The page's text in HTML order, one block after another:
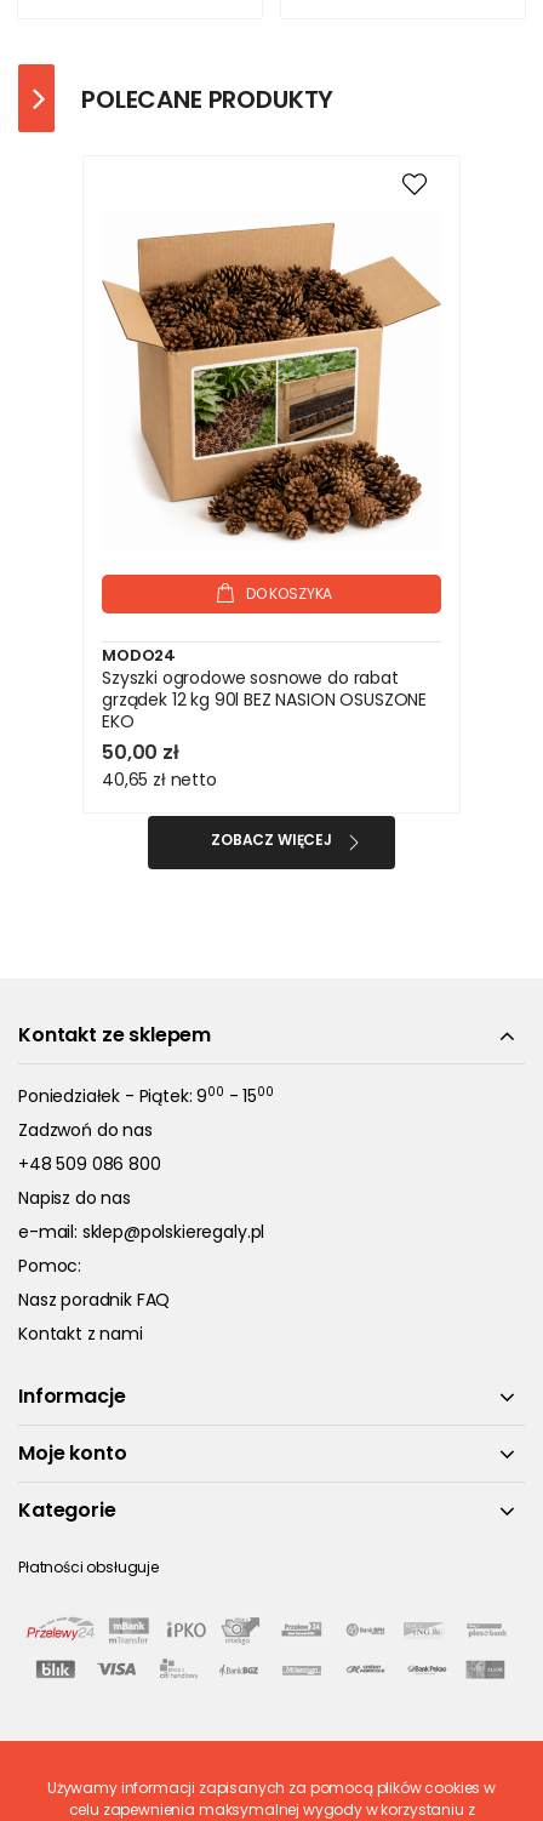
POLECANE PRODUKTY
DO KOSZYKA
MODO24
Szyszki ogrodowe sosnowe do rabat
grządek 12 kg 90l BEZ NASION OSUSZONE
EKO
50,00 zł
40,65 zł netto
ZOBACZ WIĘCEJ
Kontakt ze sklepem
Poniedziałek - Piątek: 900 - 1500
Zadzwoń do nas
+48 509 086 800
Napisz do nas
e-mail: sklep@polskieregaly.pl
Pomoc:
Nasz poradnik FAQ
Kontakt z nami
Informacje
Moje konto
Kategorie
Płatności obsługuje
Ostatnio ocenione
Używamy informacji zapisanych za pomocą plików cookies w
celu zapewnienia maksymalnej wygody w korzystaniu z